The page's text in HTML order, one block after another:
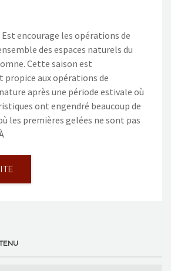
Est encourage les opérations de
des espaces naturels du
Cette saison est
aux opérations de
après une période estivale où
ont engendré beaucoup de
les premières gelées ne sont pas